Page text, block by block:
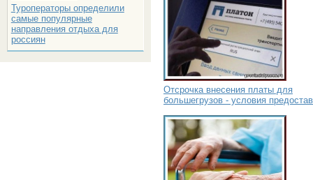
Туроператоры определили
самые популярные
направления отдыха для
россиян
Отсрочка внесения платы для
большегрузов - условия